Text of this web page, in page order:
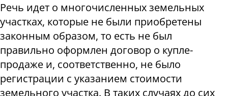
Речь идет о многочисленных земельных
участках, которые не были приобретены
законным образом, то есть не был
правильно оформлен договор о купле-
продаже и, соответственно, не было
регистрации с указанием стоимости
земельного участка. В таких случаях до сих